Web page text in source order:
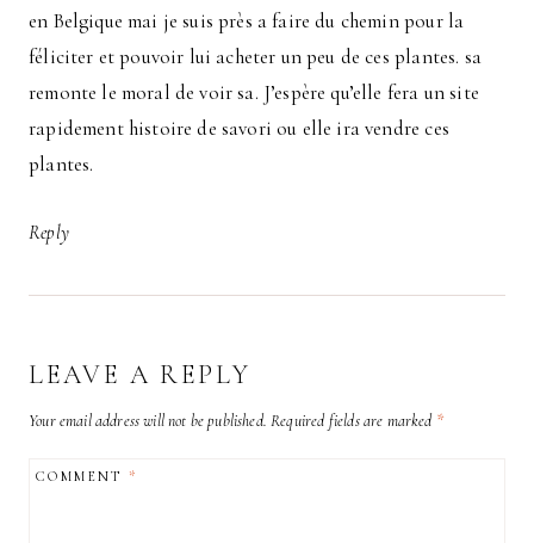
en Belgique mai je suis près a faire du chemin pour la
féliciter et pouvoir lui acheter un peu de ces plantes. sa
remonte le moral de voir sa. J’espère qu’elle fera un site
rapidement histoire de savori ou elle ira vendre ces
plantes.
Reply
LEAVE A REPLY
Your email address will not be published. Required fields are marked *
COMMENT*